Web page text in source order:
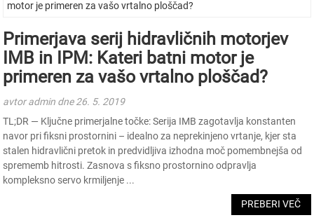
Primerjava serij hidravličnih motorjev
IMB in IPM: Kateri batni motor je
primeren za vašo vrtalno ploščad?
avtor admin dne 26. 5. 2019
TL;DR — Ključne primerjalne točke: Serija IMB zagotavlja konstanten
navor pri fiksni prostornini – idealno za neprekinjeno vrtanje, kjer sta
stalen hidravlični pretok in predvidljiva izhodna moč pomembnejša od
sprememb hitrosti. Zasnova s ​​fiksno prostornino odpravlja
kompleksno servo krmiljenje ...
PREBERI VEČ